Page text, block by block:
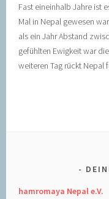
Fast eineinhalb Jahre ist
Mal in Nepal gewesen
als ein Jahr Abstand
gefühlten Ewigkeit war
weiteren Tag rückt
hamromaya Nepal e.V.